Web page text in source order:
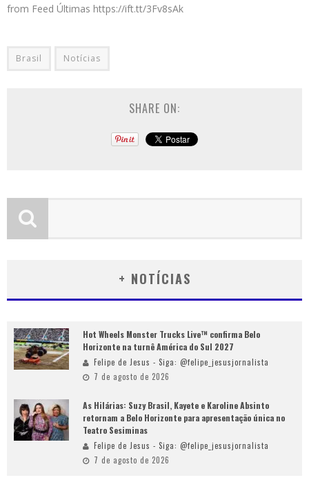
from Feed Últimas https://ift.tt/3Fv8sAk
Brasil Notícias
SHARE ON:
+ NOTÍCIAS
Hot Wheels Monster Trucks Live™ confirma Belo
Horizonte na turnê América do Sul 2027
Felipe de Jesus - Siga: @felipe_jesusjornalista
7 de agosto de 2026
As Hilárias: Suzy Brasil, Kayete e Karoline Absinto
retornam a Belo Horizonte para apresentação única no
Teatro Sesiminas
Felipe de Jesus - Siga: @felipe_jesusjornalista
7 de agosto de 2026